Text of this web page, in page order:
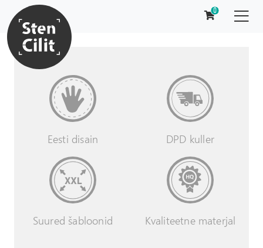
0
Eesti disain DPD kuller
Suured šabloonid Kvaliteetne materjal